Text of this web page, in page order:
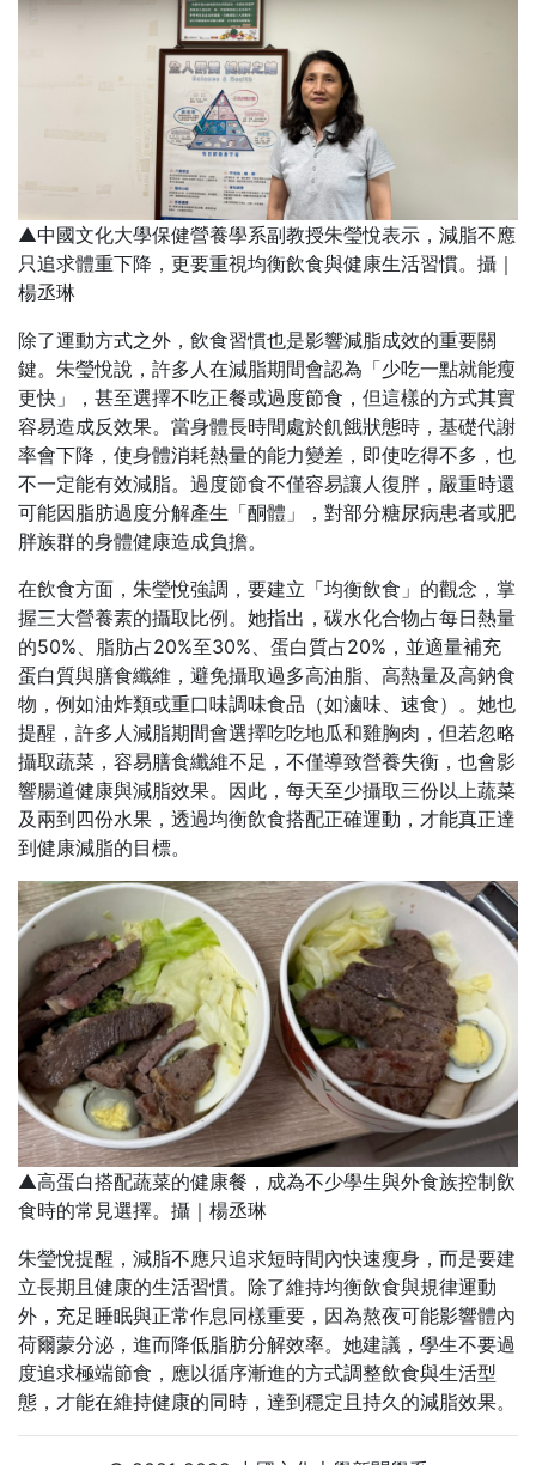
▲中國文化大學保健營養學系副教授朱瑩悅表示，減脂不應
只追求體重下降，更要重視均衡飲食與健康生活習慣。攝｜
楊丞琳
除了運動方式之外，飲食習慣也是影響減脂成效的重要關
鍵。朱瑩悅說，許多人在減脂期間會認為「少吃一點就能瘦
更快」，甚至選擇不吃正餐或過度節食，但這樣的方式其實
容易造成反效果。當身體長時間處於飢餓狀態時，基礎代謝
率會下降，使身體消耗熱量的能力變差，即使吃得不多，也
不一定能有效減脂。過度節食不僅容易讓人復胖，嚴重時還
可能因脂肪過度分解產生「酮體」，對部分糖尿病患者或肥
胖族群的身體健康造成負擔。
在飲食方面，朱瑩悅強調，要建立「均衡飲食」的觀念，掌
握三大營養素的攝取比例。她指出，碳水化合物占每日熱量
的50%、脂肪占20%至30%、蛋白質占20%，並適量補充
蛋白質與膳食纖維，避免攝取過多高油脂、高熱量及高鈉食
物，例如油炸類或重口味調味食品（如滷味、速食）。她也
提醒，許多人減脂期間會選擇吃吃地瓜和雞胸肉，但若忽略
攝取蔬菜，容易膳食纖維不足，不僅導致營養失衡，也會影
響腸道健康與減脂效果。因此，每天至少攝取三份以上蔬菜
及兩到四份水果，透過均衡飲食搭配正確運動，才能真正達
到健康減脂的目標。
▲高蛋白搭配蔬菜的健康餐，成為不少學生與外食族控制飲
食時的常見選擇。攝｜楊丞琳
朱瑩悅提醒，減脂不應只追求短時間內快速瘦身，而是要建
立長期且健康的生活習慣。除了維持均衡飲食與規律運動
外，充足睡眠與正常作息同樣重要，因為熬夜可能影響體內
荷爾蒙分泌，進而降低脂肪分解效率。她建議，學生不要過
度追求極端節食，應以循序漸進的方式調整飲食與生活型
態，才能在維持健康的同時，達到穩定且持久的減脂效果。